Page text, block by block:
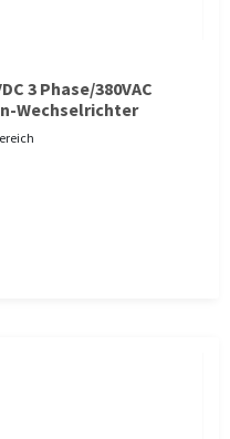
3 Phase/380VAC
Wechselrichter